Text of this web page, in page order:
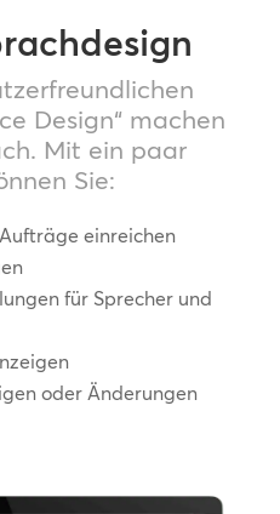
Design“ machen
Mit ein paar
Sie:
einreichen
für Sprecher und
oder Änderungen